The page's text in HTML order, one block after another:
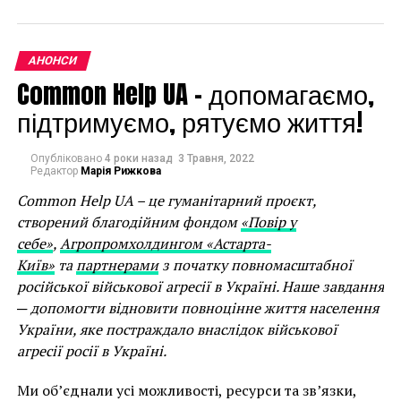
Віддалений доступ: Чернігів» стала робота з історією
природнім ландшафтом.
«ex.пленер. Віддалений доступ» сьогодні – це
З28 вересня до 1 жовтняв Оксфорді відбудуться 7
концертів класичної музики, святкування 85-річчя
композитора Валентина Сильвестрова, фотовиставка
«Війна», кінопокази, музичні перформанси,
дискусії.
ІніціативаUkrainian Culture Weeks 2022
започаткована навесні 2022
Oxford, Oxford University Ukrainian Society
культурним центром«Дом Майстер Клас»
підтримку України та українського культурного
надбання.
Перший сезон Ukraine Culture Weeks стане знаковим,
оскільки відкриє його український
фестивальBouquet Kyiv Stage у партнерстві з
Council, Українським інститутом та UA / UK
Seasons. Bouquet Kyiv Stage спеціально для цієї
АНОНСИ
Common Help UA – допомагаємо,
підтримуємо, рятуємо життя!
Опубліковано 4 роки назад 3 Травня, 2022
Редактор Марія Рижкова
Common Help UA – це гуманітарний проєкт,
створений благодійним фондом«Повір у
себе»,Агропромхолдингом «Астарта-
Київ»тапартнерамиз початку повномасштабної
російської військової агресії в Україні. Наше завдання
─ допомогти відновити повноцінне життя населення
України, яке постраждало внаслідок військової
агресії росії в Україні.
Ми об’єднали усі можливості, ресурси та зв’язки,